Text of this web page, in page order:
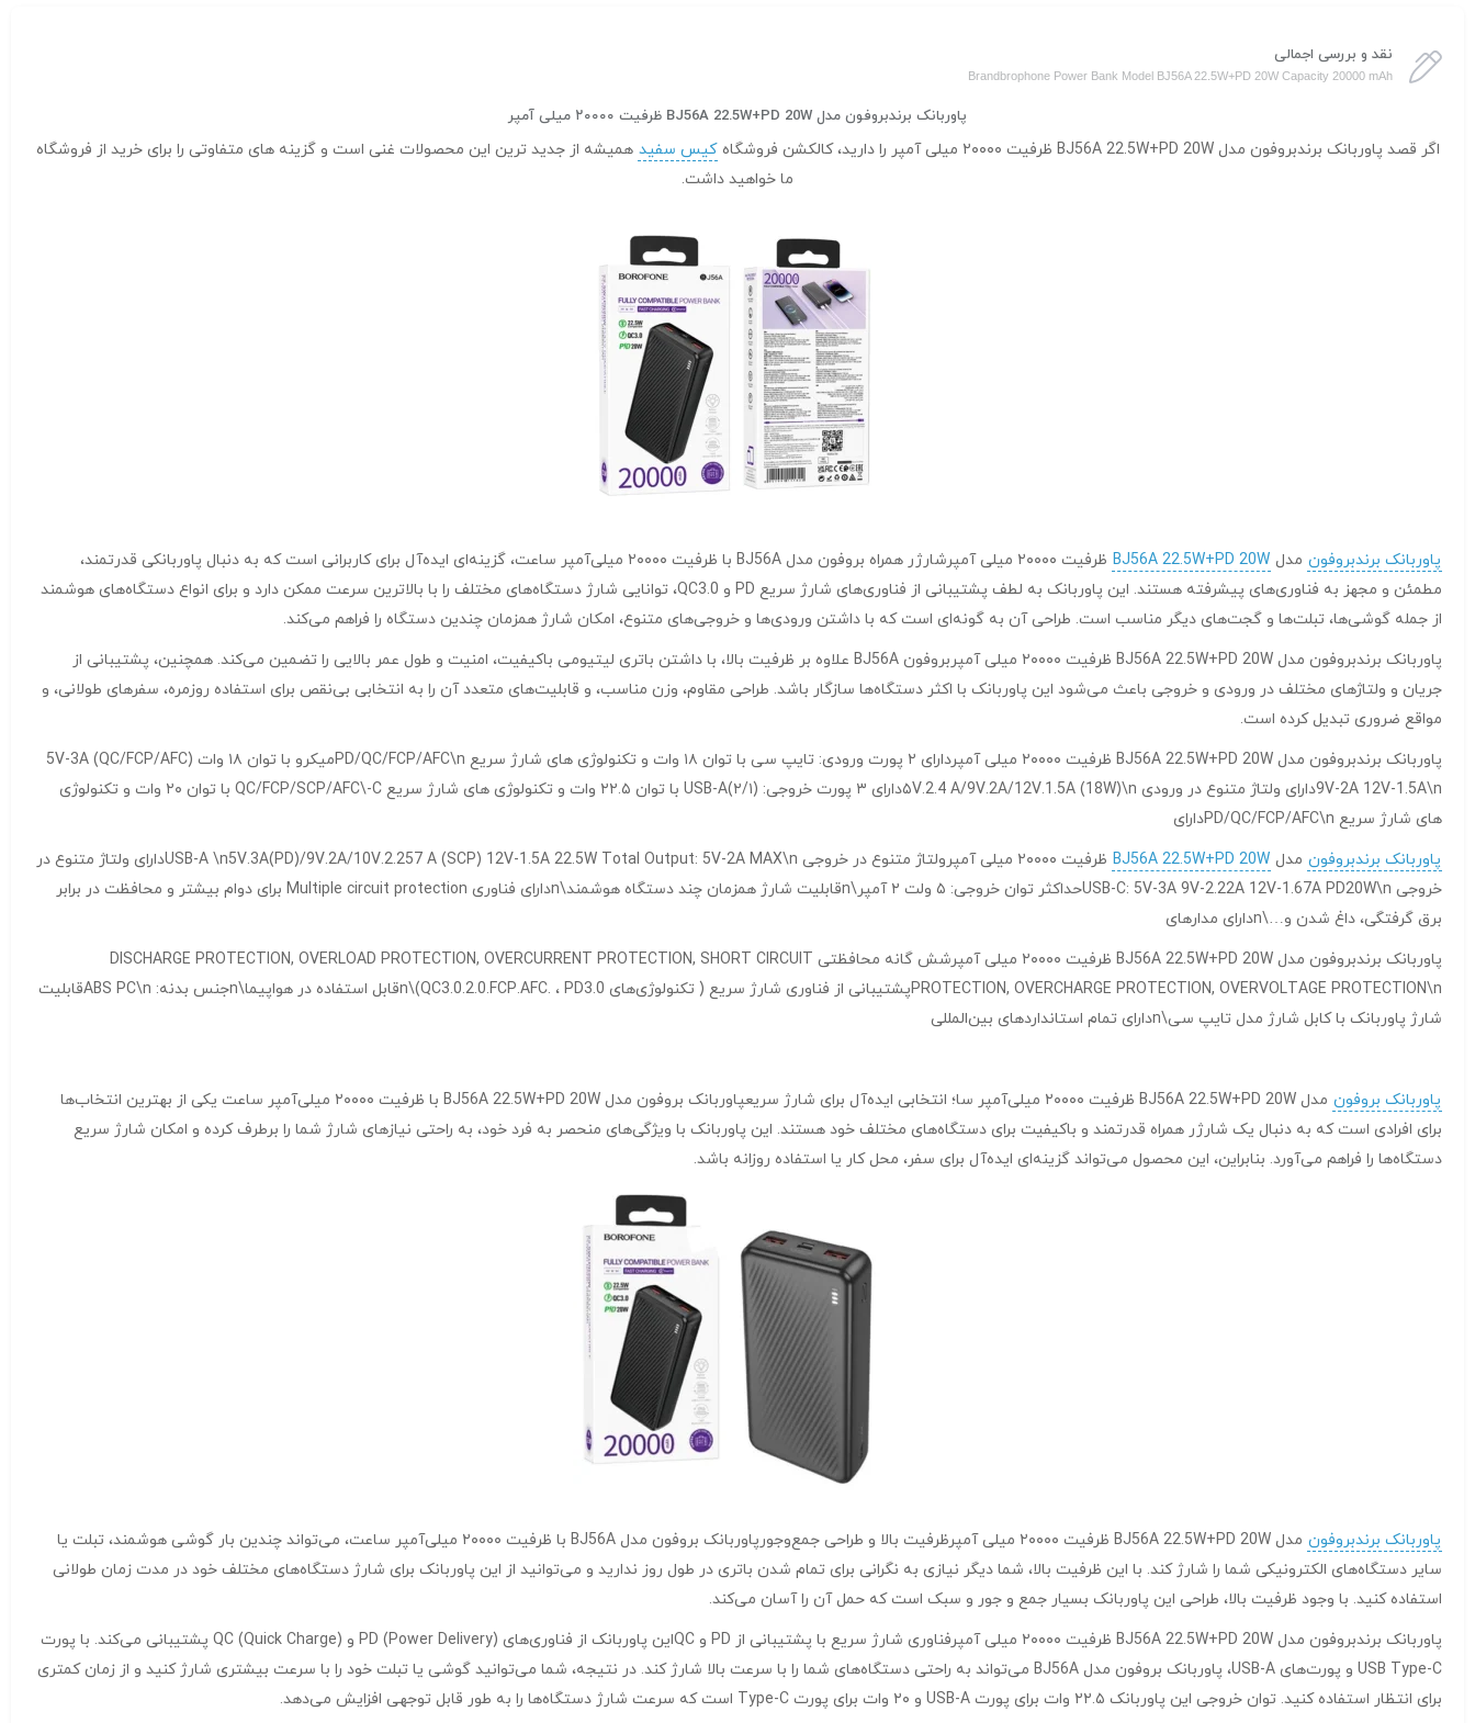
نقد و بررسی اجمالی
Brandbrophone Power Bank Model BJ56A 22.5W+PD 20W Capacity 20000 mAh
پاوربانک برندبروفون مدل BJ56A 22.5W+PD 20W ظرفیت ۲۰۰۰۰ میلی‌ آمپر
اگر قصد پاوربانک برندبروفون مدل BJ56A 22.5W+PD 20W ظرفیت ۲۰۰۰۰ میلی‌ آمپر را دارید، کالکشن فروشگاه کیس سفید همیشه از جدید ترین این محصولات غنی است و گزینه های متفاوتی را برای خرید از فروشگاه
ما خواهید داشت.
پاوربانک برندبروفون مدل BJ56A 22.5W+PD 20W
ظرفیت ۲۰۰۰۰ میلی‌ آمپرشارژر همراه بروفون مدل BJ56A با ظرفیت ۲۰۰۰۰ میلی‌آمپر ساعت، گزینه‌ای ایده‌آل برای کاربرانی است که به دنبال پاوربانکی قدرتمند،
مطمئن و مجهز به فناوری‌های پیشرفته هستند. این پاوربانک به لطف پشتیبانی از فناوری‌های شارژ سریع PD و QC3.0، توانایی شارژ دستگاه‌های مختلف را با بالاترین سرعت ممکن دارد و برای انواع دستگاه‌های هوشمند
از جمله گوشی‌ها، تبلت‌ها و گجت‌های دیگر مناسب است. طراحی آن به گونه‌ای است که با داشتن ورودی‌ها و خروجی‌های متنوع، امکان شارژ همزمان چندین دستگاه را فراهم می‌کند.
پاوربانک برندبروفون مدل BJ56A 22.5W+PD 20W ظرفیت ۲۰۰۰۰ میلی‌ آمپربروفون BJ56A علاوه بر ظرفیت بالا، با داشتن باتری لیتیومی باکیفیت، امنیت و طول عمر بالایی را تضمین می‌کند. همچنین، پشتیبانی از
جریان و ولتاژ‌های مختلف در ورودی و خروجی باعث می‌شود این پاوربانک با اکثر دستگاه‌ها سازگار باشد. طراحی مقاوم، وزن مناسب، و قابلیت‌های متعدد آن را به انتخابی بی‌نقص برای استفاده روزمره، سفرهای طولانی، و
مواقع ضروری تبدیل کرده است.
پاوربانک برندبروفون مدل BJ56A 22.5W+PD 20W ظرفیت ۲۰۰۰۰ میلی‌ آمپردارای ۲ پورت ورودی: تایپ سی با توان ۱۸ وات و تکنولوژی های شارژ سریع PD/QC/FCP/AFC\nمیکرو با توان ۱۸ وات (QC/FCP/AFC) 5V-3A
9V-2A 12V-1.5A\nدارای ولتاژ متنوع در ورودی ۵V.2.4 A/9V.2A/12V.1.5A (18W)\nدارای ۳ پورت خروجی: (۲/۱)USB-A با توان ۲۲.۵ وات و تکنولوژی های شارژ سریع QC/FCP/SCP/AFC\-C با توان ۲۰ وات و تکنولوژی
های شارژ سریع PD/QC/FCP/AFC\nدارای
پاوربانک برندبروفون مدل BJ56A 22.5W+PD 20W
ظرفیت ۲۰۰۰۰ میلی‌ آمپرولتاژ متنوع در خروجی USB-A \n5V.3A(PD)/9V.2A/10V.2.257 A (SCP) 12V-1.5A 22.5W Total Output: 5V-2A MAX\nدارای ولتاژ متنوع در
خروجی USB-C: 5V-3A 9V-2.22A 12V-1.67A PD20W\nحداکثر توان خروجی: ۵ ولت ۲ آمپر\nقابلیت شارژ همزمان چند دستگاه هوشمند\nدارای فناوری Multiple circuit protection برای دوام بیشتر و محافظت در برابر
برق گرفتگی، داغ شدن و…\nدارای مدارهای
پاوربانک برندبروفون مدل BJ56A 22.5W+PD 20W ظرفیت ۲۰۰۰۰ میلی‌ آمپرشش گانه محافظتی DISCHARGE PROTECTION, OVERLOAD PROTECTION, OVERCURRENT PROTECTION, SHORT CIRCUIT
PROTECTION, OVERCHARGE PROTECTION, OVERVOLTAGE PROTECTION\nپشتیبانی از فناوری شارژ سریع ( تکنولوژی‌های QC3.0.2.0.FCP.AFC. ، PD3.0)\nقابل استفاده در هواپیما\nجنس بدنه: ABS PC\nقابلیت
شارژ پاوربانک با کابل شارژ مدل تایپ سی\nدارای تمام استانداردهای بین‌المللی
پاوربانک بروفون
مدل BJ56A 22.5W+PD 20W ظرفیت ۲۰۰۰۰ میلی‌آمپر سا؛ انتخابی ایده‌آل برای شارژ سریعپاوربانک بروفون مدل BJ56A 22.5W+PD 20W با ظرفیت ۲۰۰۰۰ میلی‌آمپر ساعت یکی از بهترین انتخاب‌ها
برای افرادی است که به دنبال یک شارژر همراه قدرتمند و باکیفیت برای دستگاه‌های مختلف خود هستند. این پاوربانک با ویژگی‌های منحصر به فرد خود، به راحتی نیازهای شارژ شما را برطرف کرده و امکان شارژ سریع
دستگاه‌ها را فراهم می‌آورد. بنابراین، این محصول می‌تواند گزینه‌ای ایده‌آل برای سفر، محل کار یا استفاده روزانه باشد.
پاوربانک برندبروفون
مدل BJ56A 22.5W+PD 20W ظرفیت ۲۰۰۰۰ میلی‌ آمپرظرفیت بالا و طراحی جمع‌وجورپاوربانک بروفون مدل BJ56A با ظرفیت ۲۰۰۰۰ میلی‌آمپر ساعت، می‌تواند چندین بار گوشی هوشمند، تبلت یا
سایر دستگاه‌های الکترونیکی شما را شارژ کند. با این ظرفیت بالا، شما دیگر نیازی به نگرانی برای تمام شدن باتری در طول روز ندارید و می‌توانید از این پاوربانک برای شارژ دستگاه‌های مختلف خود در مدت زمان طولانی
استفاده کنید. با وجود ظرفیت بالا، طراحی این پاوربانک بسیار جمع و جور و سبک است که حمل آن را آسان می‌کند.
پاوربانک برندبروفون مدل BJ56A 22.5W+PD 20W ظرفیت ۲۰۰۰۰ میلی‌ آمپرفناوری شارژ سریع با پشتیبانی از PD و QCاین پاوربانک از فناوری‌های PD (Power Delivery) و QC (Quick Charge) پشتیبانی می‌کند. با پورت
USB Type-C و پورت‌های USB-A، پاوربانک بروفون مدل BJ56A می‌تواند به راحتی دستگاه‌های شما را با سرعت بالا شارژ کند. در نتیجه، شما می‌توانید گوشی یا تبلت خود را با سرعت بیشتری شارژ کنید و از زمان کمتری
برای انتظار استفاده کنید. توان خروجی این پاوربانک ۲۲.۵ وات برای پورت USB-A و ۲۰ وات برای پورت Type-C است که سرعت شارژ دستگاه‌ها را به طور قابل توجهی افزایش می‌دهد.